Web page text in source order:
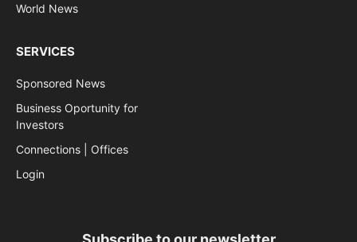
World News
SERVICES
Sponsored News
Business Oportunity for
Investors
Connections | Offices
Login